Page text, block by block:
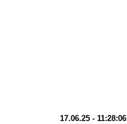
17.06.25 - 11:28:06